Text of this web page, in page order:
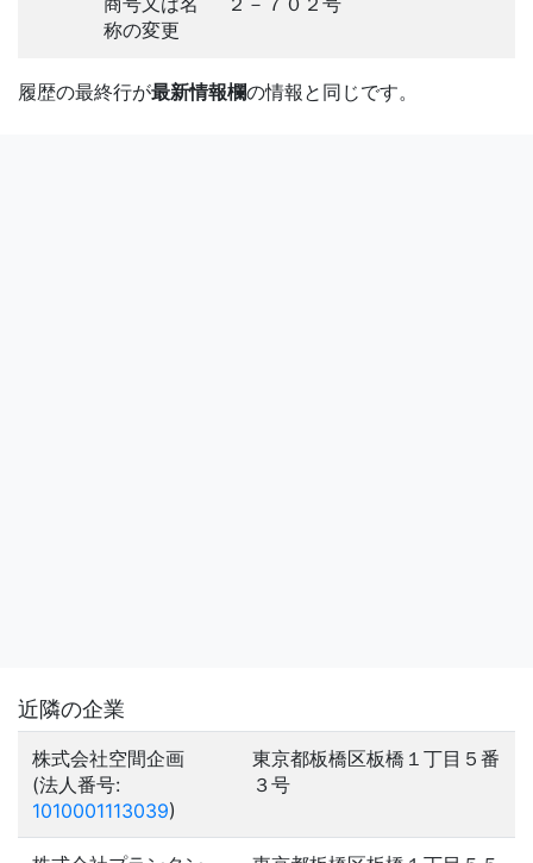
称の変更
履歴の最終行が最新情報欄の情報と同じです。
近隣の企業
株式会社空間企画
(法人番号:
1010001113039)
東京都板橋区板橋１丁目５番
３号